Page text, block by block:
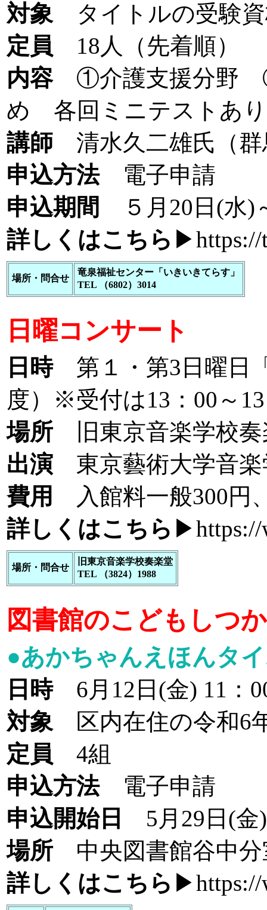
対象タイトルの受験資
定員 18人（先着順）
内容①介護支援分野 ②
め 各回ミニテストあり
講師 清水久二雄氏（群
申込方法電子申請
申込期間
５月20日(水)
詳しくはこちら ▶https://
場所・問合せ
竜泉福祉センター「いきいきてらす」
TEL （6802）3014
日曜コンサート
日時第１・第3日曜日「
度）※受付は13：00～
場所 旧東京音楽学校奏
出演 東京藝術大学音楽
費用
入館料一般300円
詳しくはこちら ▶
場所・問合せ
旧東京音楽学校奏楽堂
TEL （3824）1988
図書館のこどもしつ
●あかちゃんえほんタ
日時6月12日(金) 11：
対象区内在住の令和6
定員 4組
申込方法電子申請
申込開始日
5月29日(金)
場所 中央図書館谷中分
詳しくはこちら ▶